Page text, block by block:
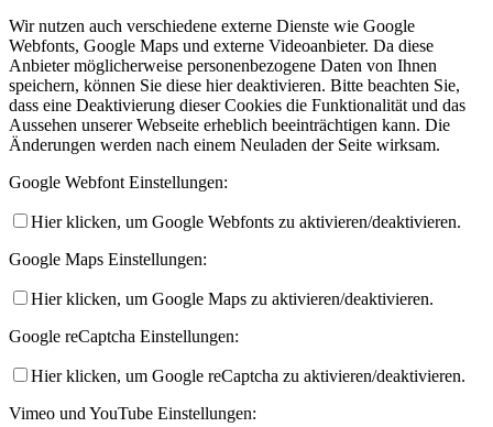
Wir nutzen auch verschiedene externe Dienste wie Google
Webfonts, Google Maps und externe Videoanbieter. Da diese
Anbieter möglicherweise personenbezogene Daten von Ihnen
speichern, können Sie diese hier deaktivieren. Bitte beachten Sie,
dass eine Deaktivierung dieser Cookies die Funktionalität und das
Aussehen unserer Webseite erheblich beeinträchtigen kann. Die
Änderungen werden nach einem Neuladen der Seite wirksam.
Google Webfont Einstellungen:
Hier klicken, um Google Webfonts zu aktivieren/deaktivieren.
Google Maps Einstellungen:
Hier klicken, um Google Maps zu aktivieren/deaktivieren.
Google reCaptcha Einstellungen:
Hier klicken, um Google reCaptcha zu aktivieren/deaktivieren.
Vimeo und YouTube Einstellungen: